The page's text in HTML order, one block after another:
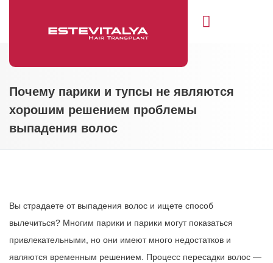
Почему парики и тупсы не являются
хорошим решением проблемы
выпадения волос
Вы страдаете от выпадения волос и ищете способ
вылечиться? Многим парики и парики могут показаться
привлекательными, но они имеют много недостатков и
являются временным решением. Процесс пересадки волос —